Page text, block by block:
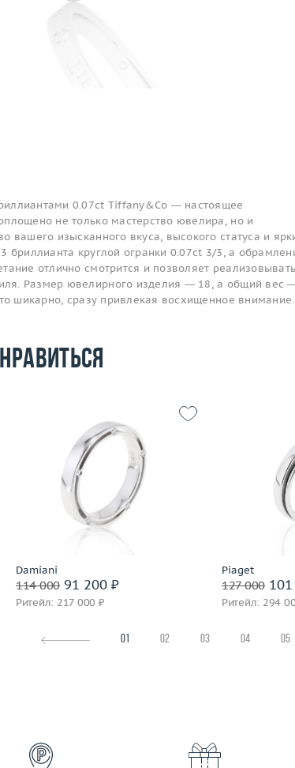
0.07ct Tiffany&Co — настоящее
не только мастерство ювелира, но и
вашего изысканного вкуса, высокого статуса и
бриллианта круглой огранки 0.07ct 3/3, а
отлично смотрится и позволяет реализовывать
Размер ювелирного изделия — 18, а общий вес
шикарно, сразу привлекая восхищенное внимание.
Damiani
114 00091 200 ₽
Ритейл: 217 000 ₽
Материал
золото 750 пробы
Подробнее
Piaget
127 000101
Ритейл: 294
01 02 03 04 05